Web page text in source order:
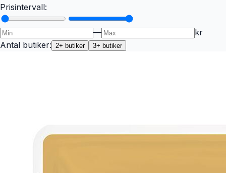
Prisintervall:
—
kr
Antal butiker: 2+ butiker 3+ butiker